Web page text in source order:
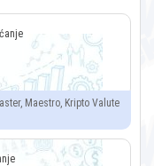
Maestro, Kripto Valute